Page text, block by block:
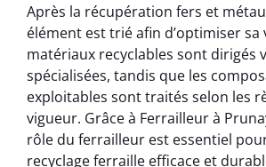
Après la récupération fers et
élément est trié afin d’optimiser sa
matériaux recyclables sont dirigés
spécialisées, tandis que les
exploitables sont traités selon les
vigueur. Grâce à Ferrailleur à
rôle du ferrailleur est essentiel
recyclage ferraille efficace et